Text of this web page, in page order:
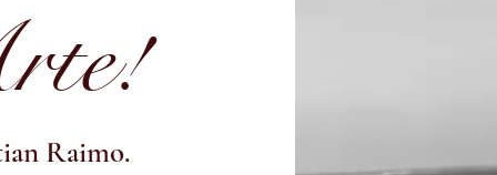
Raimo.